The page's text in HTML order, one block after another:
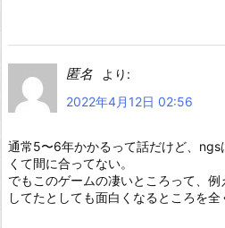
匿名
より:
2022年4月12日 02:56
通常5〜6年かかるって話だけど、ngs
くて間に合ってない。
でもこのゲームの凄いところって、
してたとしても面白くなるところを